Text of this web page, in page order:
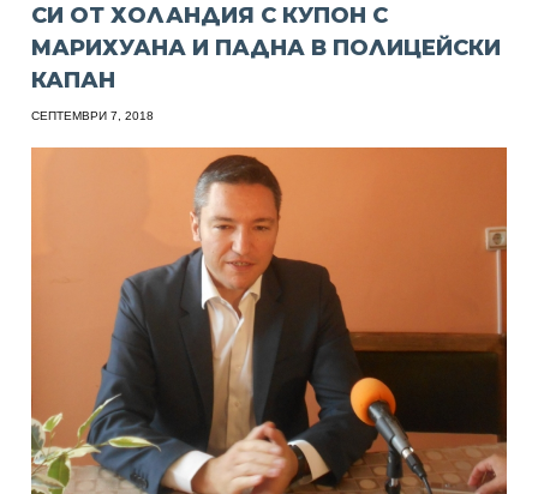
СИ ОТ ХОЛАНДИЯ С КУПОН С
МАРИХУАНА И ПАДНА В ПОЛИЦЕЙСКИ
КАПАН
СЕПТЕМВРИ 7, 2018